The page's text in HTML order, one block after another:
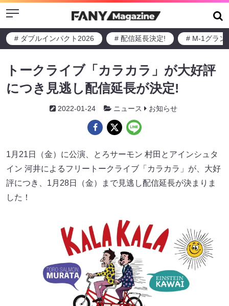
Menu
# ダブルインパクト2026 # 配信延長決定! # M-1グラン
トークライブ「カラカラ」が大好評
につき見逃し配信延長が決定!
2022-01-24 ニュース お知らせ
1月21日（金）に公演、とろサーモン 村田とアインシュタ
イン 河井によるフリートークライブ「カラカラ」が、大好
評につき、1月28日（金）まで見逃し配信延長が決まりま
した！